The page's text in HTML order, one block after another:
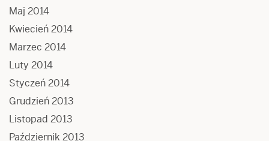
Maj 2014
Kwiecień 2014
Marzec 2014
Luty 2014
Styczeń 2014
Grudzień 2013
Listopad 2013
Październik 2013